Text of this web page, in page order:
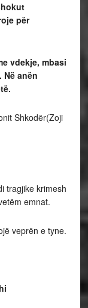
për
vdekje, mbasi
Në anën
Shkodër(Zoji
tragjike krimesh
emnat.
veprën e tyne.